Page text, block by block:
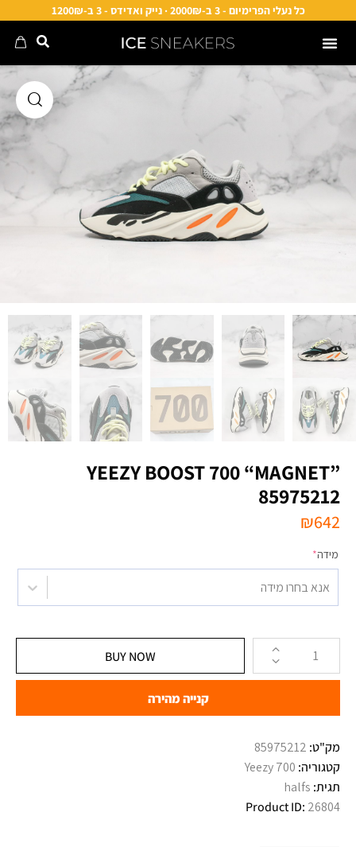
כל נעלי הפרימיום - 3 ב-2000₪ · נייק ואדידס - 3 ב-1200₪
YEEZY BOOST 700 “MAGNET”
85975212
₪642
מידה*
אנא בחרו מידה
BUY NOW
קנייה מהירה
מק"ט: 85975212
קטגוריה: Yeezy 700
תגית: halfs
Product ID: 26804